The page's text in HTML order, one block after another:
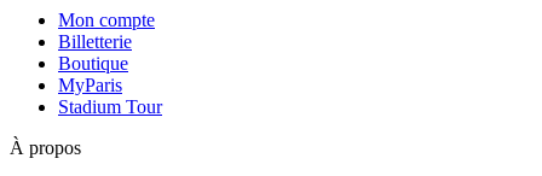
Mon compte
Billetterie
Boutique
MyParis
Stadium Tour
À propos